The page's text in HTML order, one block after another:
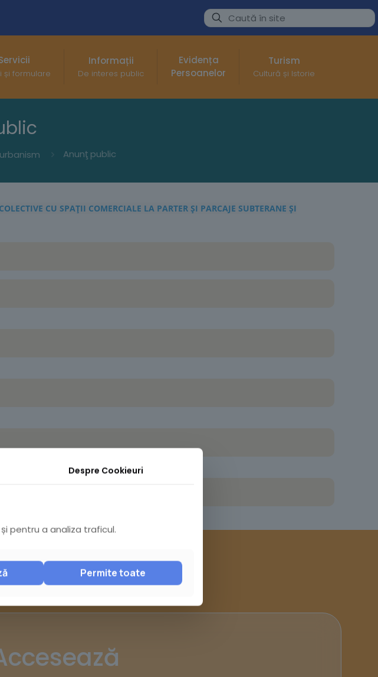
și formulare
Informații
De interes public
Evidența
Persoanelor
Turism
Cultură și Istorie
Anunţ public
CU SPAȚII COMERCIALE LA PARTER ŞI PARCAJE SUBTERANE ŞI
Despre Cookieuri
pentru a analiza traficul.
Permite toate